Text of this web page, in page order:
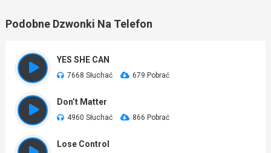
Podobne Dzwonki Na Telefon
YES SHE CAN
7668 Słuchać 679 Pobrać
Don’t Matter
4960 Słuchać 866 Pobrać
Lose Control